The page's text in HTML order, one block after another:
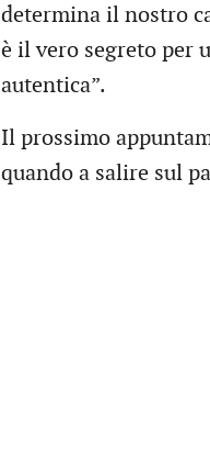
determina il nostro
è il vero segreto per
autentica”.
Il prossimo
quando a salire sul